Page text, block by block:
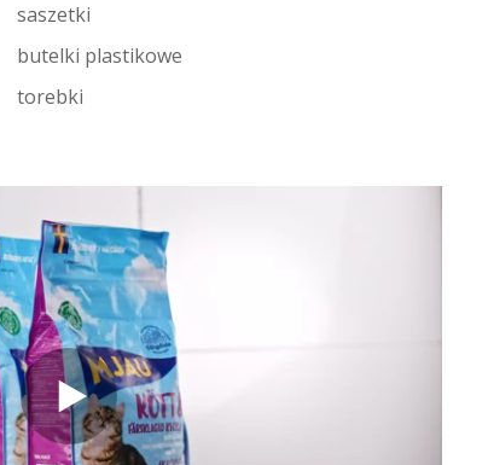
saszetki
butelki plastikowe
torebki